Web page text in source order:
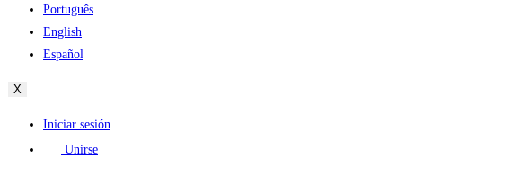
Português
English
Español
X
Iniciar sesión
Unirse